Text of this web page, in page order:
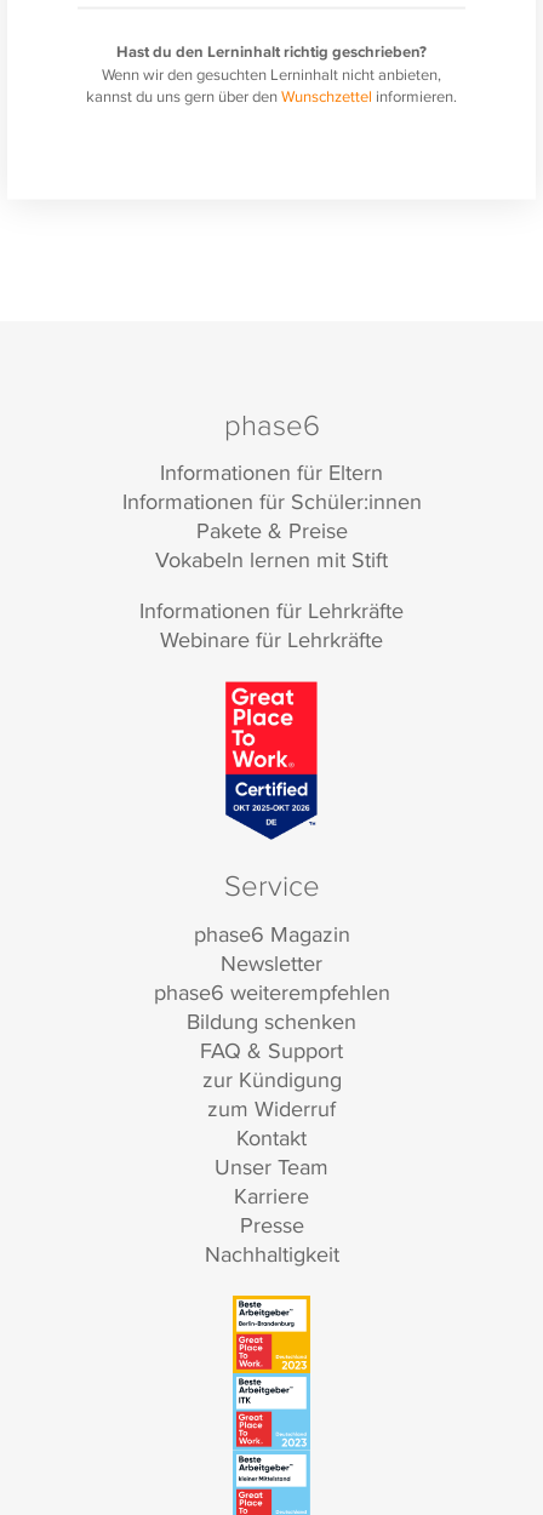
Hast du den Lerninhalt richtig geschrieben?
Wenn wir den gesuchten Lerninhalt nicht anbieten,
kannst du uns gern über denWunschzettel informieren.
phase6
Informationen für Eltern
Informationen für Schüler:innen
Pakete & Preise
Vokabeln lernen mit Stift
Informationen für Lehrkräfte
Webinare für Lehrkräfte
Service
phase6 Magazin
Newsletter
phase6 weiterempfehlen
Bildung schenken
FAQ & Support
zur Kündigung
zum Widerruf
Kontakt
Unser Team
Karriere
Presse
Nachhaltigkeit